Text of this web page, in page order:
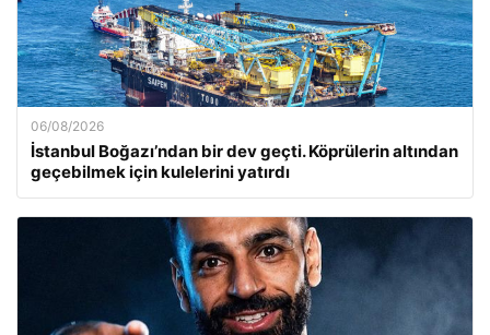
06/08/2026
İstanbul Boğazı’ndan bir dev geçti. Köprülerin altından
geçebilmek için kulelerini yatırdı